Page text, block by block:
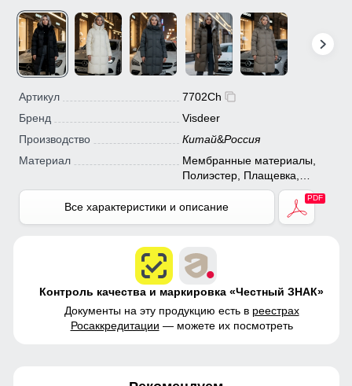
Артикул
7702Ch
Бренд
Visdeer
Производство
Китай&Россия
Материал
Мембранные материалы,
Полиэстер, Плащевка,
Болонь, Экологичные
материалы
Все характеристики и описание
Контроль качества и маркировка «Честный ЗНАК»
Документы на эту продукцию есть в реестрах
Росаккредитации — можете их посмотреть